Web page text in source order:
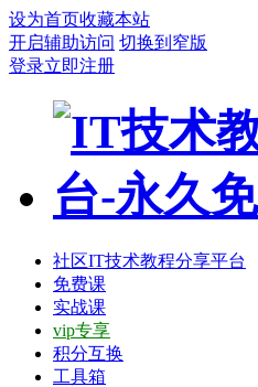
设为首页收藏本站
开启辅助访问 切换到窄版
登录立即注册
社区IT技术教程分享平台
免费课
实战课
vip专享
积分互换
工具箱